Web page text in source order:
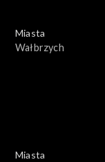
Miasta
Wałbrzych
Miasta